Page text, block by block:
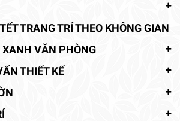
TRANG TRÍ THEO KHÔNG GIAN
XANH VĂN PHÒNG
THIẾT KẾ